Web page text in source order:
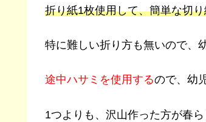
折り紙1枚使用して、簡単な切
特に難しい折り方も無いので、
途中ハサミを使用するので、幼
1つよりも、沢山作った方が春